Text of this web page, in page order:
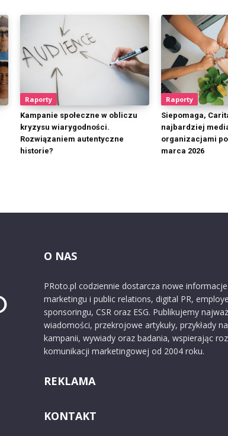
Raporty
Kampanie społeczne w obliczu
kryzysu wiarygodności.
Rozwiązaniem autentyczne
historie?
Raporty
Siepomaga,
najbardziej
organizacjami
marca 2026
O NAS
PRoto.pl codziennie dostarcza nowe
marketingu i public relations, digital PR,
sponsoringu, CSR oraz ESG. Publikujemy
wiadomości, przekrojowe artykuły, przykłady
kampanii, wywiady oraz badania, wspierając
komunikacji marketingowej od 2004 roku.
REKLAMA
KONTAKT